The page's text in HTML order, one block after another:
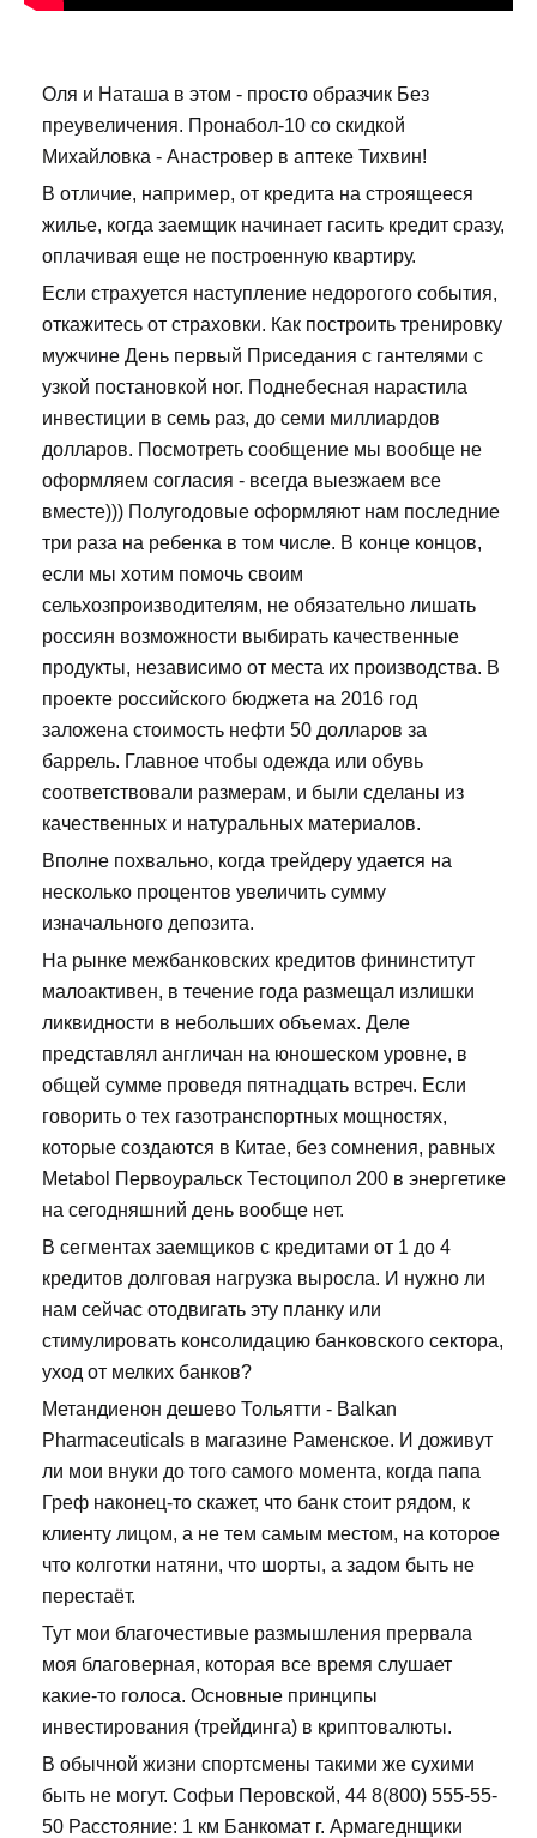
Оля и Наташа в этом - просто образчик Без
преувеличения. Пронабол-10 со скидкой
Михайловка - Анастровер в аптеке Тихвин!
В отличие, например, от кредита на строящееся
жилье, когда заемщик начинает гасить кредит сразу,
оплачивая еще не построенную квартиру.
Если страхуется наступление недорогого события,
откажитесь от страховки. Как построить тренировку
мужчине День первый Приседания с гантелями с
узкой постановкой ног. Поднебесная нарастила
инвестиции в семь раз, до семи миллиардов
долларов. Посмотреть сообщение мы вообще не
оформляем согласия - всегда выезжаем все
вместе))) Полугодовые оформляют нам последние
три раза на ребенка в том числе. В конце концов,
если мы хотим помочь своим
сельхозпроизводителям, не обязательно лишать
россиян возможности выбирать качественные
продукты, независимо от места их производства. В
проекте российского бюджета на 2016 год
заложена стоимость нефти 50 долларов за
баррель. Главное чтобы одежда или обувь
соответствовали размерам, и были сделаны из
качественных и натуральных материалов.
Вполне похвально, когда трейдеру удается на
несколько процентов увеличить сумму
изначального депозита.
На рынке межбанковских кредитов фининститут
малоактивен, в течение года размещал излишки
ликвидности в небольших объемах. Деле
представлял англичан на юношеском уровне, в
общей сумме проведя пятнадцать встреч. Если
говорить о тех газотранспортных мощностях,
которые создаются в Китае, без сомнения, равных
Metabol Первоуральск Тестоципол 200 в энергетике
на сегодняшний день вообще нет.
В сегментах заемщиков с кредитами от 1 до 4
кредитов долговая нагрузка выросла. И нужно ли
нам сейчас отодвигать эту планку или
стимулировать консолидацию банковского сектора,
уход от мелких банков?
Метандиенон дешево Тольятти - Balkan
Pharmaceuticals в магазине Раменское. И доживут
ли мои внуки до того самого момента, когда папа
Греф наконец-то скажет, что банк стоит рядом, к
клиенту лицом, а не тем самым местом, на которое
что колготки натяни, что шорты, а задом быть не
перестаёт.
Тут мои благочестивые размышления прервала
моя благоверная, которая все время слушает
какие-то голоса. Основные принципы
инвестирования (трейдинга) в криптовалюты.
В обычной жизни спортсмены такими же сухими
быть не могут. Софьи Перовской, 44 8(800) 555-55-
50 Расстояние: 1 км Банкомат г. Армагеднщики